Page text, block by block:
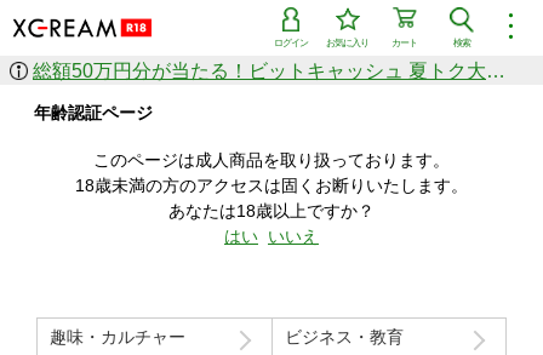
︙
検索
カート
お気に入り
ログイン
作品を探す
ジャンル
シリーズ
人気のセール中商品
新着セール中商品
すべての作品から探す
価格の安い順
価格の高い順
総額50万円分が当たる！ビットキャッシュ 夏トク大感謝祭
年齢認証ページ
このページは成人商品を取り扱っております。
18歳未満の方のアクセスは固くお断りいたします。
あなたは18歳以上ですか？
はい いいえ
趣味・カルチャー ビジネス・教育